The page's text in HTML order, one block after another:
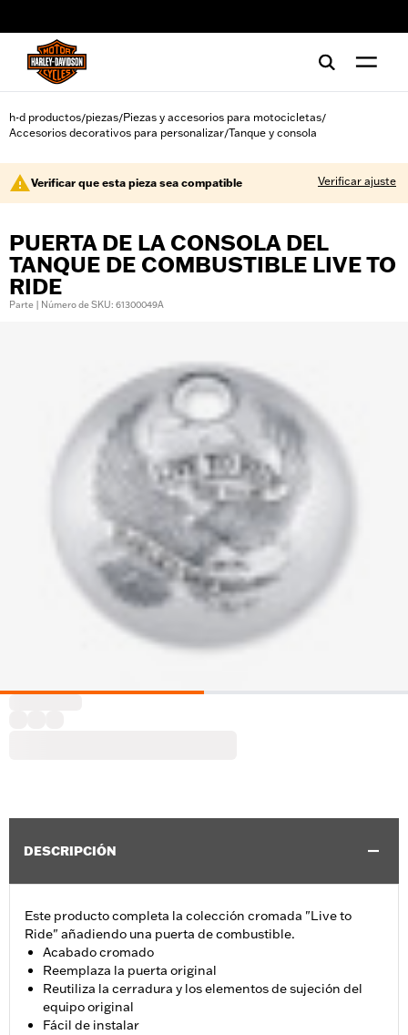
h-d productos/piezas/Piezas y accesorios para motocicletas/
Accesorios decorativos para personalizar/Tanque y consola
Verificar que esta pieza sea compatible Verificar ajuste
PUERTA DE LA CONSOLA DEL
TANQUE DE COMBUSTIBLE LIVE TO
RIDE
Parte | Número de SKU: 61300049A
DESCRIPCIÓN
Este producto completa la colección cromada "Live to
Ride" añadiendo una puerta de combustible.
Acabado cromado
Reemplaza la puerta original
Reutiliza la cerradura y los elementos de sujeción del
equipo original
Fácil de instalar